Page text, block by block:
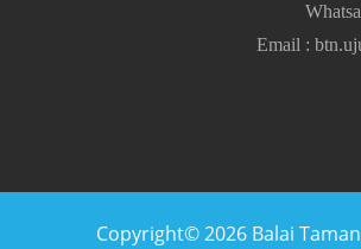
Email :
Copyright© 2026 Balai